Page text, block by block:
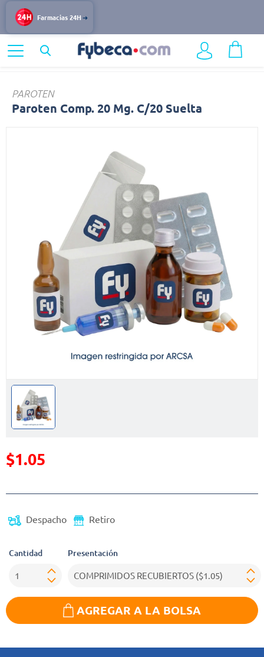
Farmacias 24H
Sistema Nervioso
PAROTEN
Paroten Comp. 20 Mg. C/20 Suelta
Precio reducido de
$1.05
Despacho Retiro
Cantidad Presentación
AGREGAR A LA BOLSA